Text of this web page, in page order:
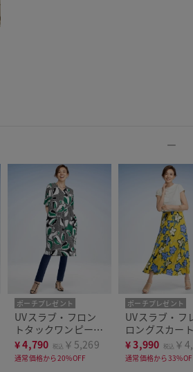
ポーチプレゼント
洗濯機可
UVスラブ・フロン
トタックワンピース
／普通丈95㎝
¥4,790 税込 ￥5,269
通常価格から20%OFF
ポーチプレゼント
洗濯機可
UVスラブ・フ
ロングスカー
¥3,990 税込 ￥
通常価格から